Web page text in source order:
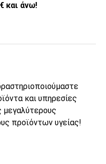
και άνω!
και υπηρεσίες
μεγαλύτερους
προϊόντων υγείας!